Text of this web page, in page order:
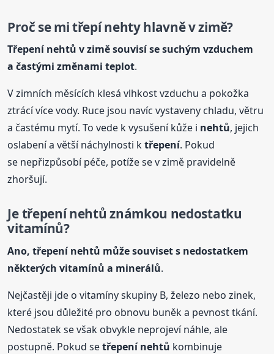
Proč se mi třepí nehty hlavně v zimě?
Třepení nehtů v zimě souvisí se suchým vzduchem
a častými změnami teplot.
V zimních měsících klesá vlhkost vzduchu a pokožka
ztrácí více vody. Ruce jsou navíc vystaveny chladu, větru
a častému mytí. To vede k vysušení kůže i nehtů, jejich
oslabení a větší náchylnosti ktřepení. Pokud
se nepřizpůsobí péče, potíže se v zimě pravidelně
zhoršují.
Jetřepení nehtů známkou nedostatku
vitamínů?
Ano,třepení nehtů může souviset s nedostatkem
některých vitamínů a minerálů.
Nejčastěji jde o vitamíny skupiny B, železo nebo zinek,
které jsou důležité pro obnovu buněk a pevnost tkání.
Nedostatek se však obvykle neprojeví náhle, ale
postupně. Pokud setřepení nehtů kombinuje